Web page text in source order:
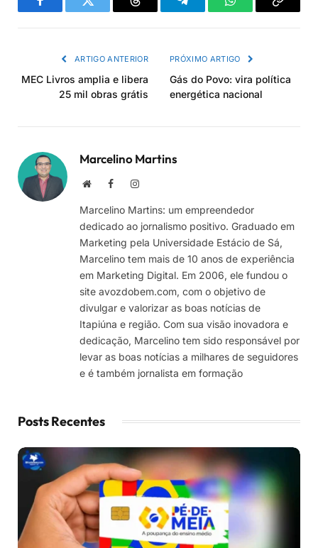
FacebookTwitter Threads TelegramWhatsAppCopiar
ARTIGO ANTERIOR
MEC Livros amplia e libera
25 mil obras grátis
PRÓXIMO ARTIGO
Gás do Povo: vira política
energética nacional
Marcelino Martins
Site FacebookInstagram
Marcelino Martins: um empreendedor
dedicado ao jornalismo positivo. Graduado em
Marketing pela Universidade Estácio de Sá,
Marcelino tem mais de 10 anos de experiência
em Marketing Digital. Em 2006, ele fundou o
site avozdobem.com, com o objetivo de
divulgar e valorizar as boas notícias de
Itapiúna e região. Com sua visão inovadora e
dedicação, Marcelino tem sido responsável por
levar as boas notícias a milhares de seguidores
e é também jornalista em formação
Posts Recentes